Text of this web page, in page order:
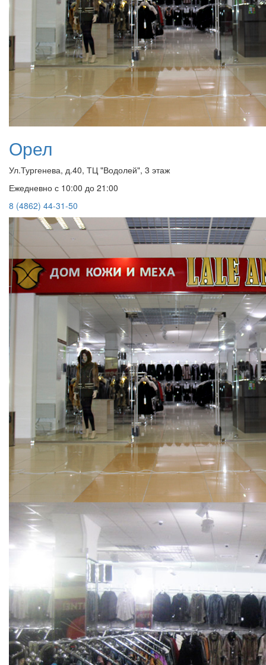
Орел
Ул.Тургенева, д.40, ТЦ "Водолей", 3 этаж
Ежедневно с 10:00 до 21:00
8 (4862) 44-31-50